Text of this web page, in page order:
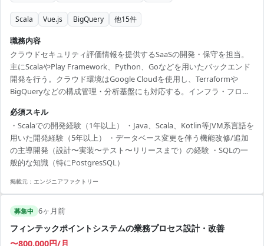
Scala Vue.js BigQuery 他15件
職務内容
クラウドセキュリティ評価情報を提供するSaaSの開発・保守を担当。
主にScalaやPlay Framework、Python、Goなどを用いたバックエンド
開発を行う。クラウド環境はGoogle Cloudを使用し、Terraformや
BigQueryなどの構成管理・分析基盤にも対応する。インフラ・フロン
・開発言語：Scala、Python、Go、TypeScript ・フレームワーク：
PlayFramework、React ・インフラ：Google Cloud、Terraform ・デ
ータベース：Postgres、Firestore、BigQuery ・ツール：...
必須スキル
・Scalaでの開発経験（1年以上） ・Java、Scala、Kotlin等JVM系言語を
用いた開発経験（5年以上） ・データベース変更を伴う機能改修/追加
の主導開発（設計〜実装〜テスト〜リリースまで）の経験 ・SQLの一
般的な知識（特にPostgresSQL）
掲載元： エンジニアファクトリー
募集中 6ヶ月前
フィンテックポイントシステムの業務プロセス設計・改善
〜800,000円/月